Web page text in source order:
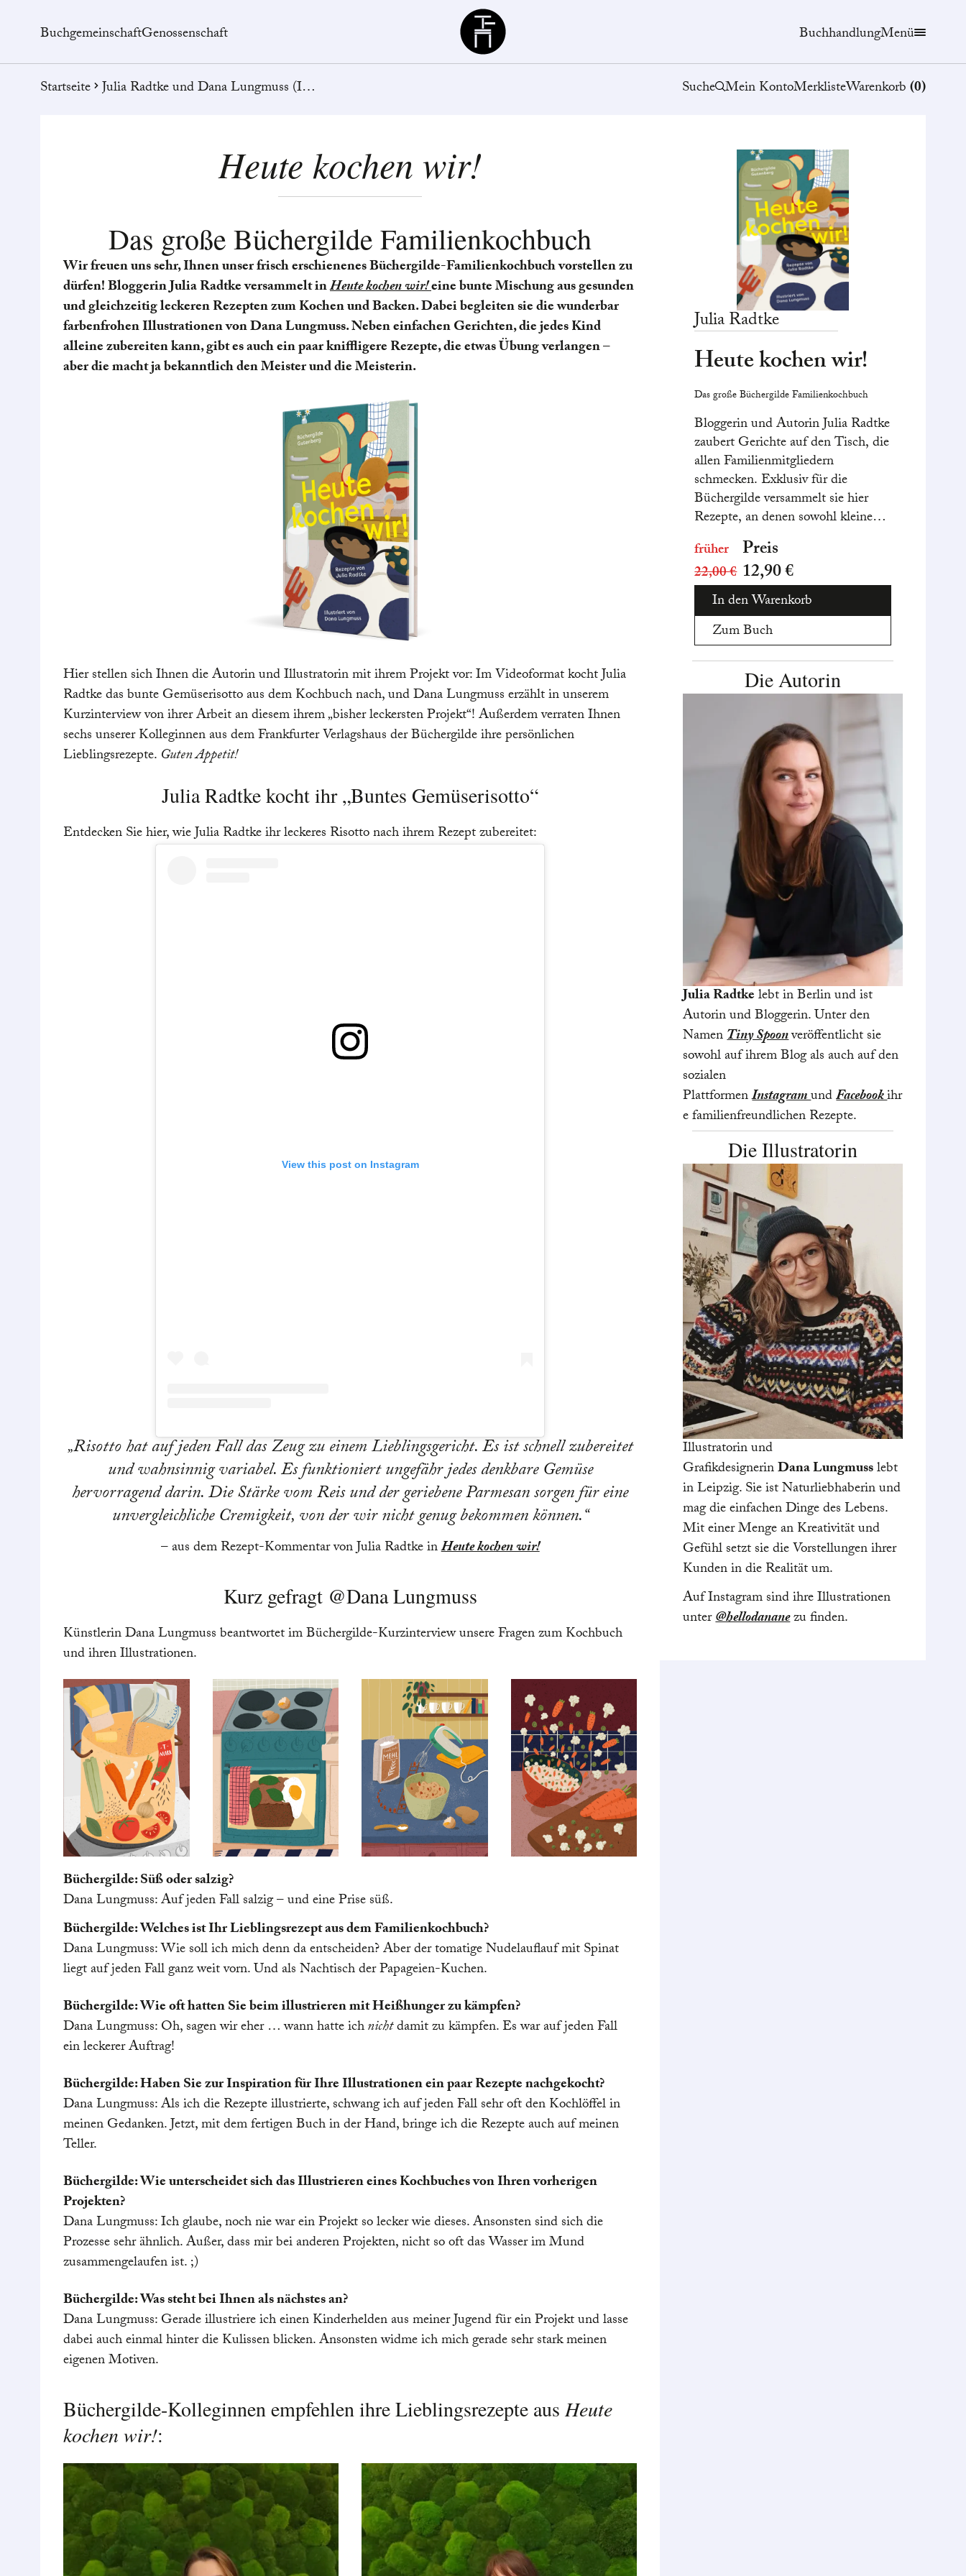
BuchgemeinschaftGenossenschaft
Büchergilde
BuchhandlungMenü
Startseite Julia Radtke und Dana Lungmuss (Ill.) – Heute kochen wir! Suche Mein KontoMerklisteWarenkorb(0)
Heute kochen wir!
Das große Büchergilde Familienkochbuch
Wir freuen uns sehr, Ihnen unser frisch erschienenes Büchergilde-Familienkochbuch vorstellen zu
dürfen! Bloggerin Julia Radtke versammelt inHeute kochen wir!eine bunte Mischung aus gesunden
und gleichzeitig leckeren Rezepten zum Kochen und Backen. Dabei begleiten sie die wunderbar
farbenfrohen Illustrationen von Dana Lungmuss. Neben einfachen Gerichten, die jedes Kind
alleine zubereiten kann, gibt es auch ein paar kniffligere Rezepte, die etwas Übung verlangen –
aber die macht ja bekanntlich den Meister und die Meisterin.
Hier stellen sich Ihnen die Autorin und Illustratorin mit ihrem Projekt vor: Im Videoformat kocht Julia
Radtke das bunte Gemüserisotto aus dem Kochbuch nach, und Dana Lungmuss erzählt in unserem
Kurzinterview von ihrer Arbeit an diesem ihrem „bisher leckersten Projekt“! Außerdem verraten Ihnen
sechs unserer Kolleginnen aus dem Frankfurter Verlagshaus der Büchergilde ihre persönlichen
Lieblingsrezepte. Guten Appetit!
Julia Radtke kocht ihr „Buntes Gemüserisotto“
Entdecken Sie hier, wie Julia Radtke ihr leckeres Risotto nach ihrem Rezept zubereitet:
View this post on Instagram
Risotto hat auf jeden Fall das Zeug zu einem Lieblingsgericht. Es ist schnell zubereitet
und wahnsinnig variabel. Es funktioniert ungefähr jedes denkbare Gemüse
hervorragend darin. Die Stärke vom Reis und der geriebene Parmesan sorgen für eine
unvergleichliche Cremigkeit, von der wir nicht genug bekommen können.
aus dem Rezept-Kommentar von Julia Radtke inHeute kochen wir!
Kurz gefragt @Dana Lungmuss
Künstlerin Dana Lungmuss beantwortet im Büchergilde-Kurzinterview unsere Fragen zum Kochbuch
und ihren Illustrationen.
Büchergilde: Süß oder salzig?
Dana Lungmuss: Auf jeden Fall salzig – und eine Prise süß.
Büchergilde: Welches ist Ihr Lieblingsrezept aus dem Familienkochbuch?
Dana Lungmuss: Wie soll ich mich denn da entscheiden? Aber der tomatige Nudelauflauf mit Spinat
liegt auf jeden Fall ganz weit vorn. Und als Nachtisch der Papageien-Kuchen.
Büchergilde: Wie oft hatten Sie beim illustrieren mit Heißhunger zu kämpfen?
Dana Lungmuss: Oh, sagen wir eher … wann hatte ichnichtdamit zu kämpfen. Es war auf jeden Fall
ein leckerer Auftrag!
Büchergilde: Haben Sie zur Inspiration für Ihre Illustrationen ein paar Rezepte nachgekocht?
Dana Lungmuss: Als ich die Rezepte illustrierte, schwang ich auf jeden Fall sehr oft den Kochlöffel in
meinen Gedanken. Jetzt, mit dem fertigen Buch in der Hand, bringe ich die Rezepte auch auf meinen
Teller.
Büchergilde: Wie unterscheidet sich das Illustrieren eines Kochbuches von Ihren vorherigen
Projekten?
Dana Lungmuss: Ich glaube, noch nie war ein Projekt so lecker wie dieses. Ansonsten sind sich die
Prozesse sehr ähnlich. Außer, dass mir bei anderen Projekten, nicht so oft das Wasser im Mund
zusammengelaufen ist. ;)
Büchergilde: Was steht bei Ihnen als nächstes an?
Dana Lungmuss: Gerade illustriere ich einen Kinderhelden aus meiner Jugend für ein Projekt und lasse
dabei auch einmal hinter die Kulissen blicken. Ansonsten widme ich mich gerade sehr stark meinen
eigenen Motiven.
Büchergilde-Kolleginnen empfehlen ihre Lieblingsrezepte ausHeute
kochen wir!:
JuliaRadtke
Heute kochen wir!
Das große Büchergilde Familienkochbuch
Bloggerin und Autorin Julia Radtke
zaubert Gerichte auf den Tisch, die
allen Familienmitgliedern
schmecken. Exklusiv für die
Büchergilde versammelt sie hier
Rezepte, an denen sowohl kleine
KüchennovizInnen als auch
erfahrene LöffelschwingerInnen
ihren Spaß haben.
früher
22,00 €
Preis
12,90 €
In den Warenkorb
Zum Buch
Die Autorin
Julia Radtkelebt in Berlin und ist
Autorin und Bloggerin. Unter den
NamenTiny Spoonveröffentlicht sie
sowohl auf ihrem Blog als auch auf den
sozialen
PlattformenInstagramundFacebookihr
e familienfreundlichen Rezepte.
Die Illustratorin
Illustratorin und
GrafikdesignerinDana Lungmusslebt
in Leipzig. Sie ist Naturliebhaberin und
mag die einfachen Dinge des Lebens.
Mit einer Menge an Kreativität und
Gefühl setzt sie die Vorstellungen ihrer
Kunden in die Realität um.
Auf Instagram sind ihre Illustrationen
unter@hellodananezu finden.